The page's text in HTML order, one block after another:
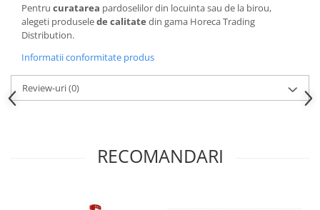
Pentru curatarea pardoselilor din locuinta sau de la birou,
alegeti produselede calitate din gama Horeca Trading
Distribution.
Informatii conformitate produs
Review-uri(0)
RECOMANDARI